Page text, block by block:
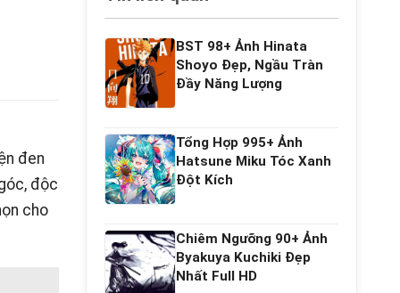
đen
độc
cho
BST 98+ Ảnh Hinata
Shoyo Đẹp, Ngầu Tràn
Đầy Năng Lượng
Tổng Hợp 995+ Ảnh
Hatsune Miku Tóc Xanh
Đột Kích
Chiêm Ngưỡng 90+ Ảnh
Byakuya Kuchiki Đẹp
Nhất Full HD